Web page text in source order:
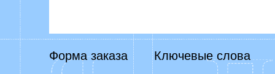
Форма заказа Ключевые слова